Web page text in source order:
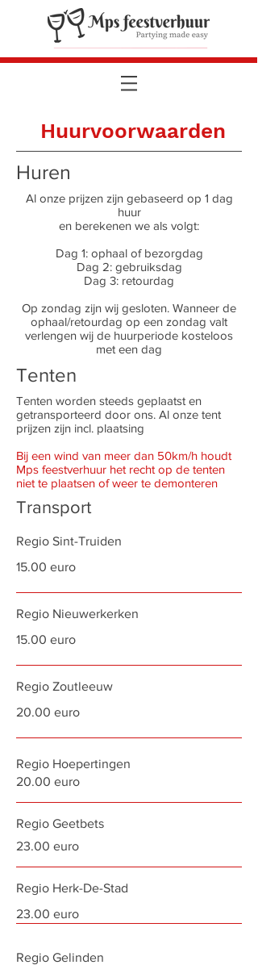
Huurvoorwaarden
Huren
Al onze prijzen zijn gebaseerd op 1 dag
huur
en berekenen we als volgt:
Dag 1: ophaal of bezorgdag
Dag 2: gebruiksdag
Dag 3: retourdag
Op zondag zijn wij gesloten. Wanneer de
ophaal/retourdag op een zondag valt
verlengen wij de huurperiode kosteloos
met een dag
Tenten
Tenten worden steeds geplaatst en
getransporteerd door ons. Al onze tent
prijzen zijn incl. plaatsing
Bij een wind van meer dan 50km/h houdt
Mps feestverhuur het recht op de tenten
niet te plaatsen of weer te demonteren
Transport
Regio Sint-Truiden
15.00 euro
Regio Nieuwerkerken
15.00 euro
Regio Zoutleeuw
20.00 euro
Regio Hoepertingen
20.00 euro
Regio Geetbets
23.00 euro
Regio Herk-De-Stad
23.00 euro
Regio Gelinden